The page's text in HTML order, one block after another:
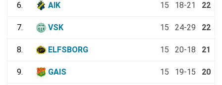
6. AIK 15 18-21 22
7. VSK 15 24-29 22
8. ELFSBORG 15 20-18 21
9. GAIS 15 19-15 20